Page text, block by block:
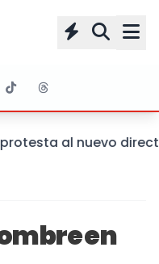
al nuevo
en